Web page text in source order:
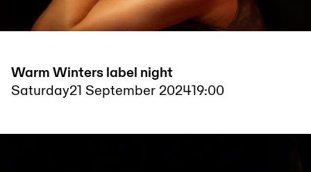
Warm Winters label night
Saturday21 September 202419:00